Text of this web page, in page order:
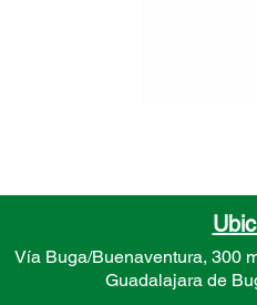
Vía Buga/Buenaventura, 300
Guadalajara de